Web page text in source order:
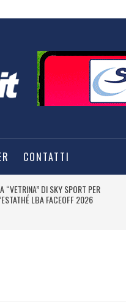
CONTATTI
“VETRINA” DI SKY SPORT PER
LBA FACEOFF 2026